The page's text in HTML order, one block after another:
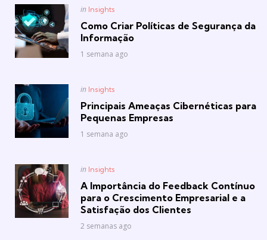
Posted
in Insights
Como Criar Políticas de Segurança da
Informação
1 semana ago
Posted
in Insights
Principais Ameaças Cibernéticas para
Pequenas Empresas
1 semana ago
Posted
in Insights
A Importância do Feedback Contínuo
para o Crescimento Empresarial e a
Satisfação dos Clientes
2 semanas ago